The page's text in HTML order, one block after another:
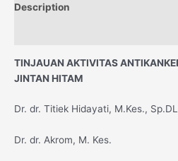
Description
TINJAUAN AKTIVITAS
JINTAN HITAM
Dr. dr. Titiek Hidayati, M.Kes.,
Dr. dr. Akrom, M. Kes.